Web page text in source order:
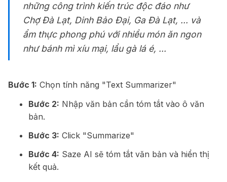
những công trình kiến trúc độc đáo như
Chợ Đà Lạt, Dinh Bảo Đại, Ga Đà Lạt, ... và
ẩm thực phong phú với nhiều món ăn ngon
như bánh mì xíu mại, lẩu gà lá é, ...
Bước 1: Chọn tính năng "Text Summarizer"
Bước 2: Nhập văn bản cần tóm tắt vào ô văn
bản.
Bước 3: Click "Summarize"
Bước 4: Saze AI sẽ tóm tắt văn bản và hiển thị
kết quả.